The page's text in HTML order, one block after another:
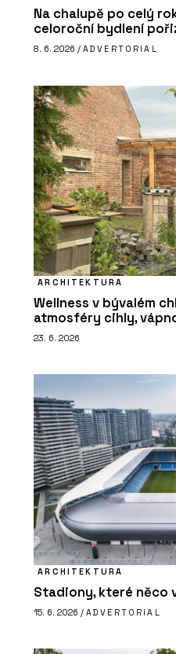
Na chalupě po celý
celoroční bydlení
8. 6. 2026 / ADVERTORIAL
ARCHITEKTURA
Wellness v bývalém
atmosféry cihly,
23. 6. 2026
ARCHITEKTURA
Stadiony, které něco
15. 6. 2026 / ADVERTORIAL